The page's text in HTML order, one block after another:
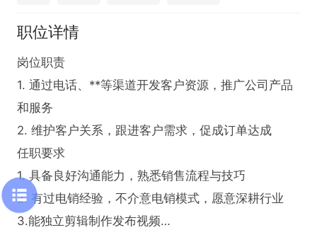
职位详情
岗位职责
1. 通过电话、**等渠道开发客户资源，推广公司产品
和服务
2. 维护客户关系，跟进客户需求，促成订单达成
任职要求
1. 具备良好沟通能力，熟悉销售流程与技巧
2. 有过电销经验，不介意电销模式，愿意深耕行业
3.能独立剪辑制作发布视频